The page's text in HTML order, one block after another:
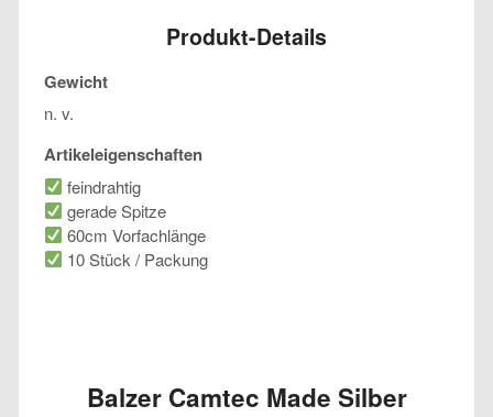
Balzer Camtec Made Silber
Produkt-Details
Gewicht
n. v.
Artikeleigenschaften
feindrahtig
gerade Spitze
60cm Vorfachlänge
10 Stück / Packung